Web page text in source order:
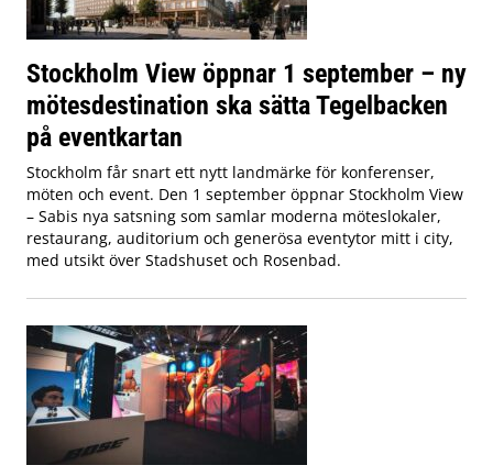
Stockholm View öppnar 1 september – ny
mötesdestination ska sätta Tegelbacken
på eventkartan
Stockholm får snart ett nytt landmärke för konferenser,
möten och event. Den 1 september öppnar Stockholm View
– Sabis nya satsning som samlar moderna möteslokaler,
restaurang, auditorium och generösa eventytor mitt i city,
med utsikt över Stadshuset och Rosenbad.